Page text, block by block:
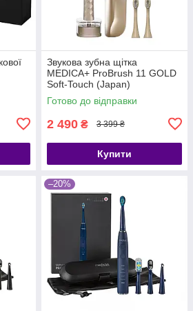
Звукова зубна щітка
MEDICA+ ProBrush 11 GOLD
Soft-Touch (Japan)
Готово до відправки
2 490 ₴ 3 399 ₴
Купити
–20%